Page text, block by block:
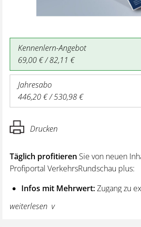
Kennenlern-Angebot
69,00 € / 82,11 €
Jahresabo
446,20 € / 530,98 €
Drucken
Täglich profitieren Sie von neuen
Profiportal VerkehrsRundschau plus:
Infos mit Mehrwert:Zugang zu
und Hintergrundwissen – von
wie z. B. bei den Lenk- und
weiterlesen